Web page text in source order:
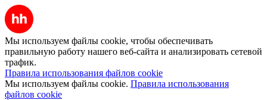
Мы используем файлы cookie, чтобы обеспечивать
правильную работу нашего веб-сайта и анализировать сетевой
трафик.
Правила использования файлов cookie
Мы используем файлы cookie. Правила использования
файлов cookie